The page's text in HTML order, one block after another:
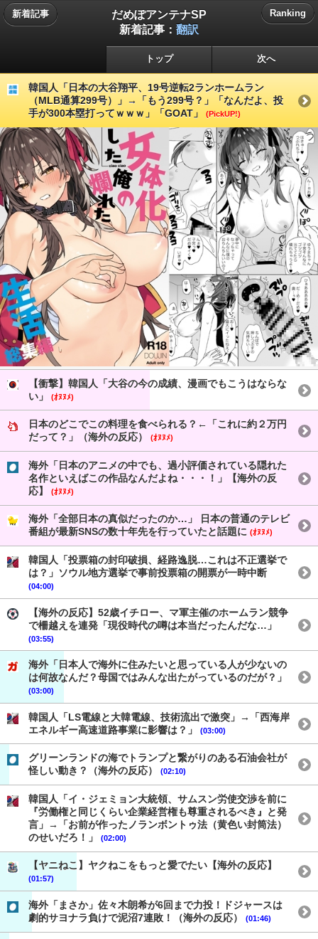
新着記事
だめぽアンテナSP
新着記事： 翻訳
Ranking
トップ 次へ
韓国人「日本の大谷翔平、19号逆転2ランホームラン
（MLB通算299号）」→「もう299号？」「なんだよ、投
手が300本塁打ってｗｗｗ」「GOAT」
(PickUP!)
【衝撃】韓国人「大谷の今の成績、漫画でもこうはならな
い」
(ｵﾇﾇﾒ)
日本のどこでこの料理を食べられる？←「これに約２万円
だって？」（海外の反応）
(ｵﾇﾇﾒ)
海外「日本のアニメの中でも、過小評価されている隠れた
名作といえばこの作品なんだよね・・・！」【海外の反
応】
(ｵﾇﾇﾒ)
海外「全部日本の真似だったのか…」 日本の普通のテレビ
番組が最新SNSの数十年先を行っていたと話題に (ｵﾇﾇﾒ)
韓国人「投票箱の封印破損、経路逸脱…これは不正選挙で
は？」ソウル地方選挙で事前投票箱の開票が一時中断
(04:00)
【海外の反応】52歳イチロー、マ軍主催のホームラン競争
で柵越えを連発「現役時代の噂は本当だったんだな…」
(03:55)
海外「日本人で海外に住みたいと思っている人が少ないの
は何故なんだ？母国ではみんな出たがっているのだが？」
(03:00)
韓国人「LS電線と大韓電線、技術流出で激突」→「西海岸
エネルギー高速道路事業に影響は？」
(03:00)
グリーンランドの海でトランプと繋がりのある石油会社が
怪しい動き？（海外の反応）
(02:10)
韓国人「イ・ジェミョン大統領、サムスン労使交渉を前に
『労働権と同じくらい企業経営権も尊重されるべき』と発
言」→「お前が作ったノランボントゥ法（黄色い封筒法）
のせいだろ！」
(02:00)
【ヤニねこ】ヤクねこをもっと愛でたい【海外の反応】
(01:57)
海外「まさか」佐々木朗希が6回まで力投！ドジャースは
劇的サヨナラ負けで泥沼7連敗！（海外の反応）
(01:46)